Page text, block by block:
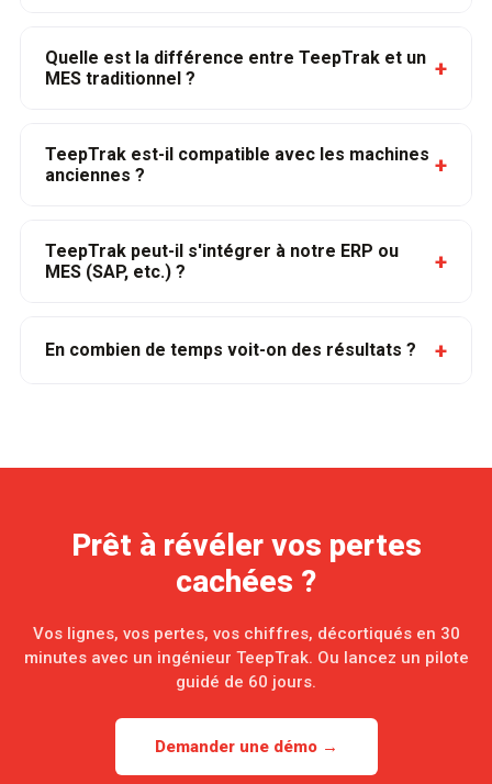
Quelle est la différence entre TeepTrak et un
MES traditionnel ?
+
TeepTrak est-il compatible avec les machines
anciennes ?
+
TeepTrak peut-il s'intégrer à notre ERP ou
MES (SAP, etc.) ?
+
En combien de temps voit-on des résultats ? +
Prêt à révéler vos pertes
cachées ?
Vos lignes, vos pertes, vos chiffres, décortiqués en 30
minutes avec un ingénieur TeepTrak. Ou lancez un pilote
guidé de 60 jours.
Demander une démo →